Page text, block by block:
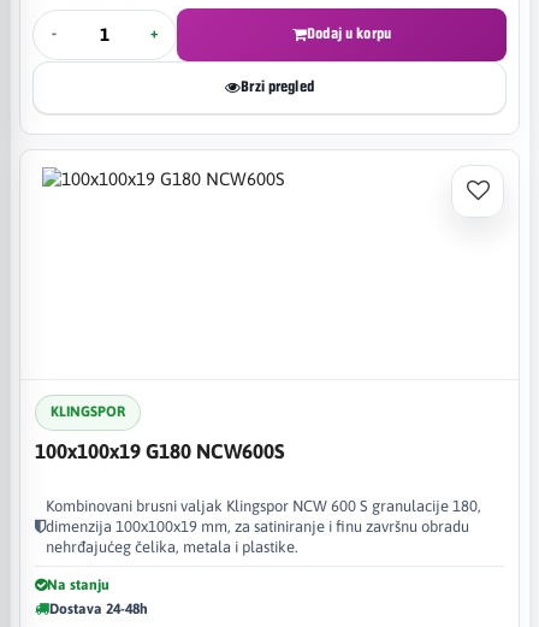
- + Dodaj u korpu
Brzi pregled
KLINGSPOR
100x100x19 G180 NCW600S
Kombinovani brusni valjak Klingspor NCW 600 S granulacije 180,
dimenzija 100x100x19 mm, za satiniranje i finu završnu obradu
nehrđajućeg čelika, metala i plastike.
Na stanju
Dostava 24-48h